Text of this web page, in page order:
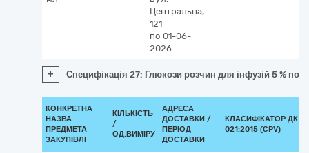
Центральна,
121
по 01-06-
2026
+ Специфікація 27: Глюкози розчин для інфузій 5 % по
КОНКРЕТНА
НАЗВА
ПРЕДМЕТА
ЗАКУПІВЛІ
КІЛЬКІСТЬ
/
ОД.ВИМІРУ
АДРЕСА
ДОСТАВКИ /
ПЕРІОД
ДОСТАВКИ
КЛАСИФІКАТОР ДК
021:2015 (CPV)